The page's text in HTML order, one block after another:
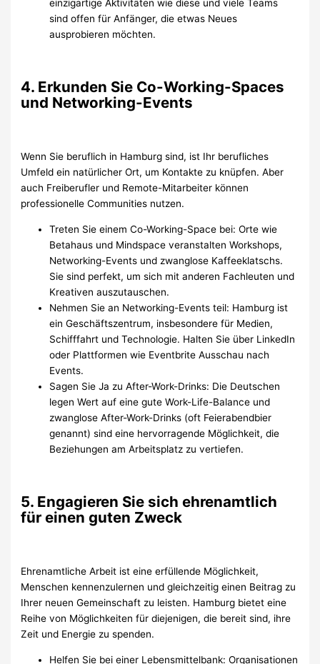
einzigartige Aktivitäten wie diese und viele Teams
sind offen für Anfänger, die etwas Neues
ausprobieren möchten.
4. Erkunden Sie Co-Working-Spaces
und Networking-Events
Wenn Sie beruflich in Hamburg sind, ist Ihr berufliches
Umfeld ein natürlicher Ort, um Kontakte zu knüpfen. Aber
auch Freiberufler und Remote-Mitarbeiter können
professionelle Communities nutzen.
Treten Sie einem Co-Working-Space bei: Orte wie
Betahaus und Mindspace veranstalten Workshops,
Networking-Events und zwanglose Kaffeeklatschs.
Sie sind perfekt, um sich mit anderen Fachleuten und
Kreativen auszutauschen.
Nehmen Sie an Networking-Events teil: Hamburg ist
ein Geschäftszentrum, insbesondere für Medien,
Schifffahrt und Technologie. Halten Sie über LinkedIn
oder Plattformen wie Eventbrite Ausschau nach
Events.
Sagen Sie Ja zu After-Work-Drinks: Die Deutschen
legen Wert auf eine gute Work-Life-Balance und
zwanglose After-Work-Drinks (oft Feierabendbier
genannt) sind eine hervorragende Möglichkeit, die
Beziehungen am Arbeitsplatz zu vertiefen.
5. Engagieren Sie sich ehrenamtlich
für einen guten Zweck
Ehrenamtliche Arbeit ist eine erfüllende Möglichkeit,
Menschen kennenzulernen und gleichzeitig einen Beitrag zu
Ihrer neuen Gemeinschaft zu leisten. Hamburg bietet eine
Reihe von Möglichkeiten für diejenigen, die bereit sind, ihre
Zeit und Energie zu spenden.
Helfen Sie bei einer Lebensmittelbank: Organisationen